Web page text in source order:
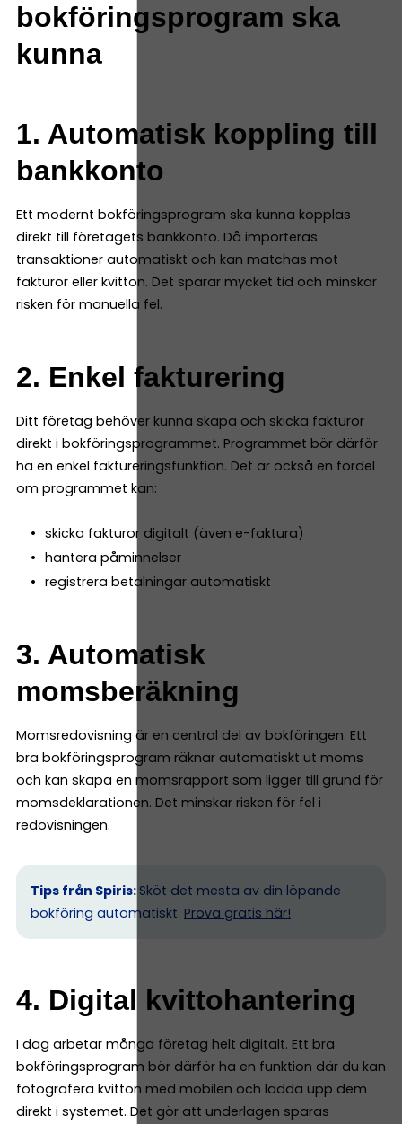
bokföringsprogram ska
kunna
1. Automatisk koppling till
bankkonto
Ett modernt bokföringsprogram ska kunna kopplas
direkt till företagets bankkonto. Då importeras
transaktioner automatiskt och kan matchas mot
fakturor eller kvitton. Det sparar mycket tid och minskar
risken för manuella fel.
2. Enkel fakturering
Ditt företag behöver kunna skapa och skicka fakturor
direkt i bokföringsprogrammet. Programmet bör därför
ha en enkel faktureringsfunktion. Det är också en fördel
om programmet kan:
skicka fakturor digitalt (även e-faktura)
hantera påminnelser
registrera betalningar automatiskt
3. Automatisk
momsberäkning
Momsredovisning är en central del av bokföringen. Ett
bra bokföringsprogram räknar automatiskt ut moms
och kan skapa en momsrapport som ligger till grund för
momsdeklarationen. Det minskar risken för fel i
redovisningen.
Tips från Spiris: Sköt det mesta av din löpande
bokföring automatiskt. Prova gratis här!
4. Digital kvittohantering
I dag arbetar många företag helt digitalt. Ett bra
bokföringsprogram bör därför ha en funktion där du kan
fotografera kvitton med mobilen och ladda upp dem
direkt i systemet. Det gör att underlagen sparas